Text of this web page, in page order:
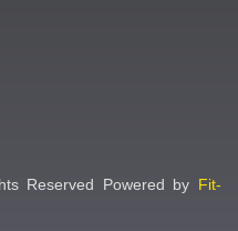
Reserved Powered by Fit-